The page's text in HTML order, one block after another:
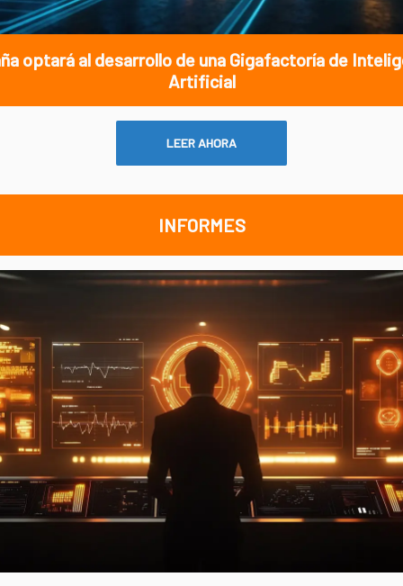
optará al desarrollo de una Gigafactoría de
Artificial
LEER AHORA
INFORMES